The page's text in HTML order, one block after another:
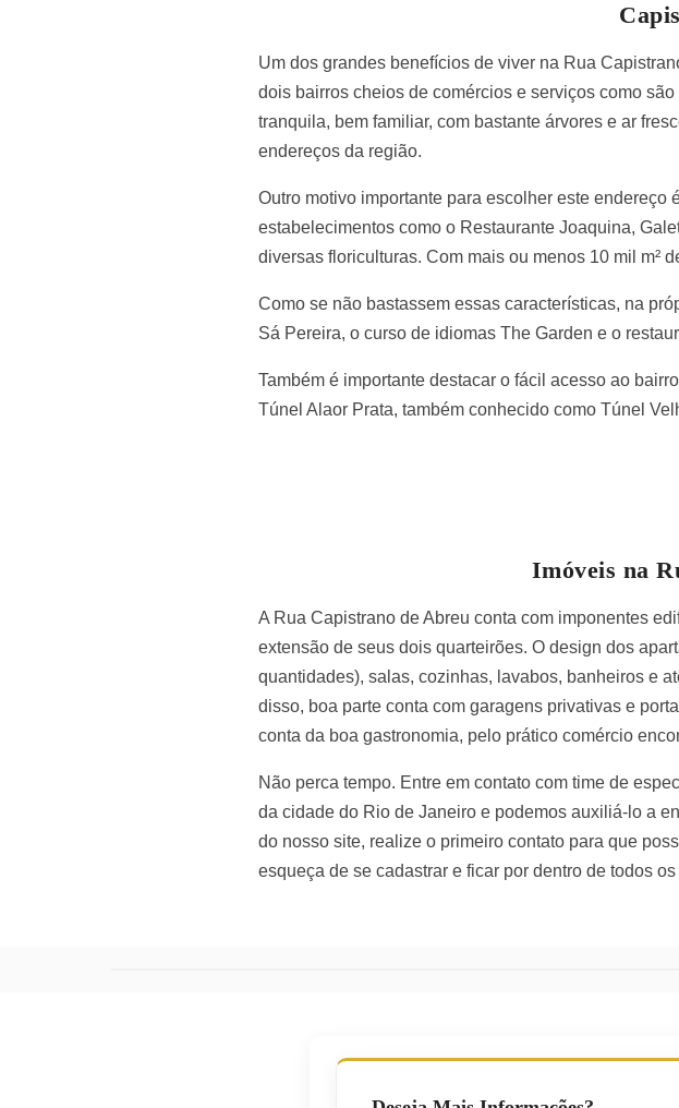
Um dos grandes benefícios de viver na Rua
dois bairros cheios de comércios e serviços como
tranquila, bem familiar, com bastante árvores e ar
endereços da região.
Outro motivo importante para escolher este
estabelecimentos como o Restaurante Joaquina,
diversas floriculturas. Com mais ou menos 10 mil m²
Como se não bastassem essas características, na
Sá Pereira, o curso de idiomas The Garden e o
Também é importante destacar o fácil acesso ao
Túnel Alaor Prata, também conhecido como Túnel
Imóveis na
A Rua Capistrano de Abreu conta com imponentes
extensão de seus dois quarteirões. O design dos
quantidades), salas, cozinhas, lavabos, banheiros e
disso, boa parte conta com garagens privativas e
conta da boa gastronomia, pelo prático comércio
Não perca tempo. Entre em contato com time de
da cidade do Rio de Janeiro e podemos auxiliá-lo a
do nosso site, realize o primeiro contato para que
esqueça de se cadastrar e ficar por dentro de todos